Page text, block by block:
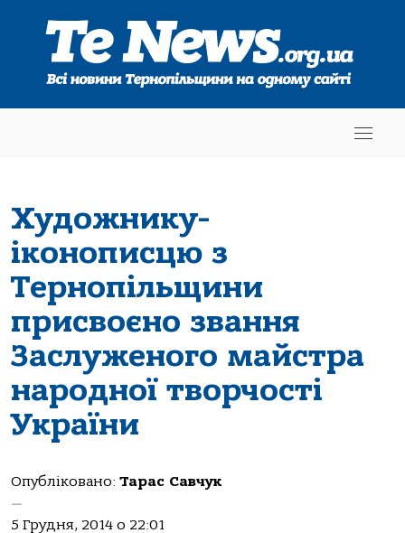
Художнику-
іконописцю з
Тернопільщини
присвоєно звання
Заслуженого майстра
народної творчості
України
Опубліковано: Тарас Савчук
—
5 Грудня, 2014 о 22:01